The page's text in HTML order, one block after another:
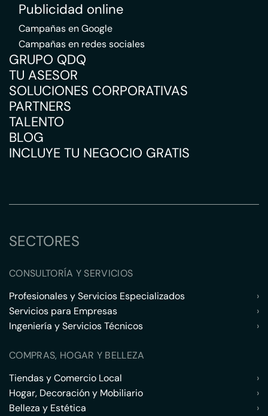
Publicidad online
Campañas en Google
Campañas en redes sociales
GRUPO QDQ
TU ASESOR
SOLUCIONES CORPORATIVAS
PARTNERS
TALENTO
BLOG
INCLUYE TU NEGOCIO GRATIS
SECTORES
CONSULTORÍA Y SERVICIOS
Profesionales y Servicios Especializados
›
Servicios para Empresas
›
Ingeniería y Servicios Técnicos
›
COMPRAS, HOGAR Y BELLEZA
Tiendas y Comercio Local
›
Hogar, Decoración y Mobiliario
›
Belleza y Estética
›